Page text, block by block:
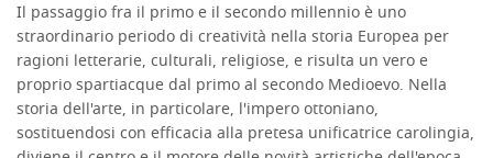
Il passaggio fra il primo e il secondo millennio è uno
straordinario periodo di creatività nella storia Europea per
ragioni letterarie, culturali, religiose, e risulta un vero e
proprio spartiacque dal primo al secondo Medioevo. Nella
storia dell'arte, in particolare, l'impero ottoniano,
sostituendosi con efficacia alla pretesa unificatrice carolingia,